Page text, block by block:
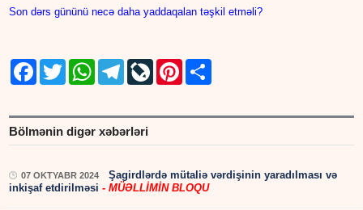
Son dərs gününü necə daha yaddaqalan təşkil etməli?
FacebookTwitter WhatsAppTelegramLiveJournal
Pinterest
Bölmənin digər xəbərləri
07 OKTYABR 2024
Şagirdlərdə mütaliə vərdişinin yaradılması və
inkişaf etdirilməsi- MÜƏLLİMİN BLOQU